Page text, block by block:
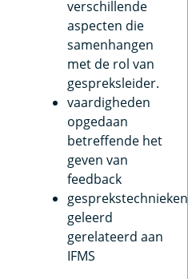
verschillende
aspecten die
samenhangen
met de rol van
gespreksleider.
vaardigheden
opgedaan
betreffende het
geven van
feedback
gesprekstechnieken
geleerd
gerelateerd aan
IFMS